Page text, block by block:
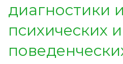
диагностики
психических и